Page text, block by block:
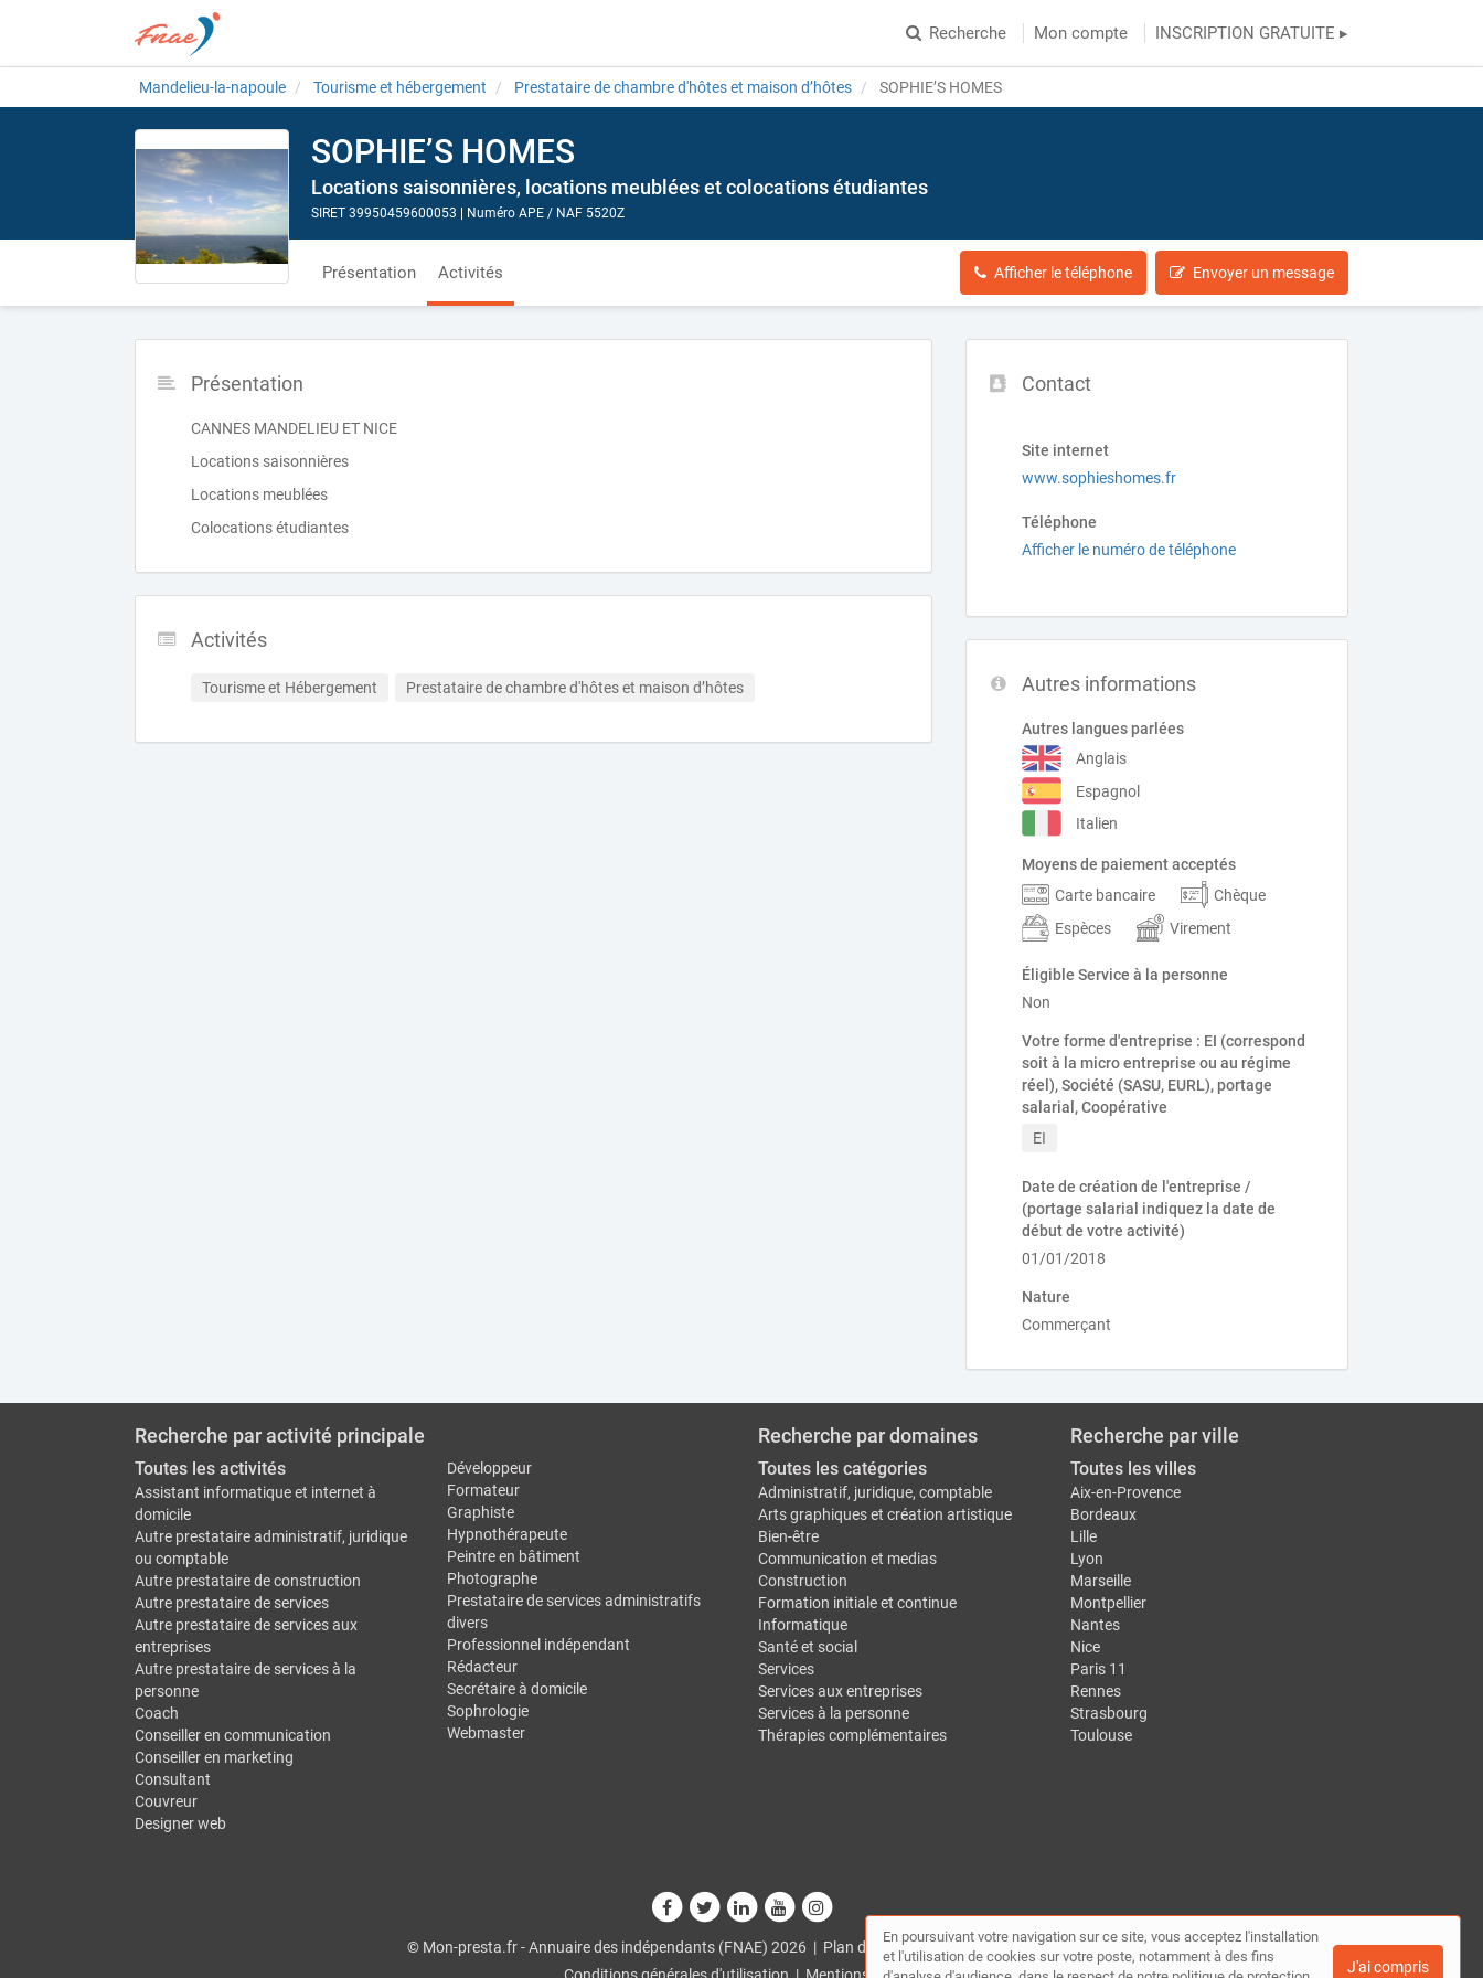
Recherche Mon compte INSCRIPTION GRATUITE ▸
Mandelieu-la-napoule Tourisme et hébergement Prestataire de chambre d'hôtes et maison d’hôtes SOPHIE’S HOMES
SOPHIE’S HOMES
Locations saisonnières, locations meublées et colocations étudiantes
SIRET 39950459600053 Numéro APE / NAF 5520Z
Présentation Activités Afficher le téléphone Envoyer un message
Contact
Site internet
www.sophieshomes.fr
Téléphone
Afficher le numéro de téléphone
Autres informations
Autres langues parlées
Anglais
Espagnol
Italien
Moyens de paiement acceptés
Carte bancaire
Chèque
Espèces
Virement
Éligible Service à la personne
Non
Votre forme d'entreprise : EI (correspond
soit à la micro entreprise ou au régime
réel), Société (SASU, EURL), portage
salarial, Coopérative
EI
Date de création de l'entreprise /
(portage salarial indiquez la date de
début de votre activité)
01/01/2018
Nature
Commerçant
Présentation
CANNES MANDELIEU ET NICE
Locations saisonnières
Locations meublées
Colocations étudiantes
Activités
Tourisme et Hébergement Prestataire de chambre d'hôtes et maison d’hôtes
Recherche par activité principale
Toutes les activités
Assistant informatique et internet à
domicile
Autre prestataire administratif, juridique
ou comptable
Autre prestataire de construction
Autre prestataire de services
Autre prestataire de services aux
entreprises
Autre prestataire de services à la
personne
Coach
Conseiller en communication
Conseiller en marketing
Consultant
Couvreur
Designer web
Développeur
Formateur
Graphiste
Hypnothérapeute
Peintre en bâtiment
Photographe
Prestataire de services administratifs
divers
Professionnel indépendant
Rédacteur
Secrétaire à domicile
Sophrologie
Webmaster
Recherche par domaines
Toutes les catégories
Administratif, juridique, comptable
Arts graphiques et création artistique
Bien-être
Communication et medias
Construction
Formation initiale et continue
Informatique
Santé et social
Services
Services aux entreprises
Services à la personne
Thérapies complémentaires
Recherche par ville
Toutes les villes
Aix-en-Provence
Bordeaux
Lille
Lyon
Marseille
Montpellier
Nantes
Nice
Paris 11
Rennes
Strasbourg
Toulouse
© Mon-presta.fr - Annuaire des indépendants (FNAE) 2026 | Plan du site|Mon compte|Contact
En poursuivant votre navigation sur ce site, vous acceptez l'installation
et l'utilisation de cookies sur votre poste, notamment à des fins
J'ai compris